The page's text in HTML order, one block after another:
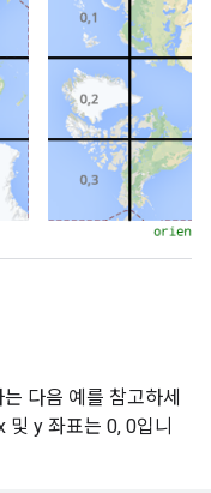
다음 예를 참고하세
y 좌표는 0, 0입니